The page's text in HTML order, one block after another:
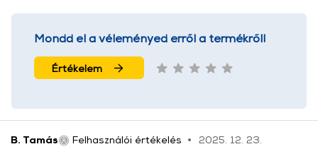
Mondd el a véleményed erről a termékről!
Értékelem
B. Tamás Felhasználói értékelés
2025. 12. 23.